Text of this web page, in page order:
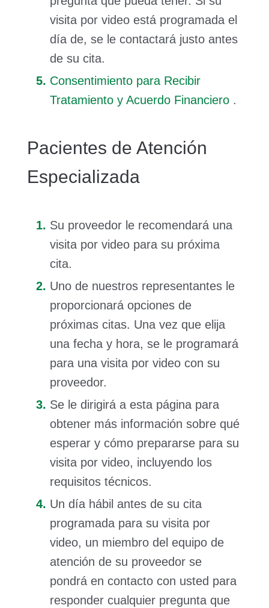
visita por video está programada el
día de, se le contactará justo antes
de su cita.
Consentimiento para Recibir
Tratamiento y Acuerdo Financiero .
Pacientes de Atención
Especializada
Su proveedor le recomendará una
visita por video para su próxima
cita.
Uno de nuestros representantes le
proporcionará opciones de
próximas citas. Una vez que elija
una fecha y hora, se le programará
para una visita por video con su
proveedor.
Se le dirigirá a esta página para
obtener más información sobre qué
esperar y cómo prepararse para su
visita por video, incluyendo los
requisitos técnicos.
Un día hábil antes de su cita
programada para su visita por
video, un miembro del equipo de
atención de su proveedor se
pondrá en contacto con usted para
responder cualquier pregunta que